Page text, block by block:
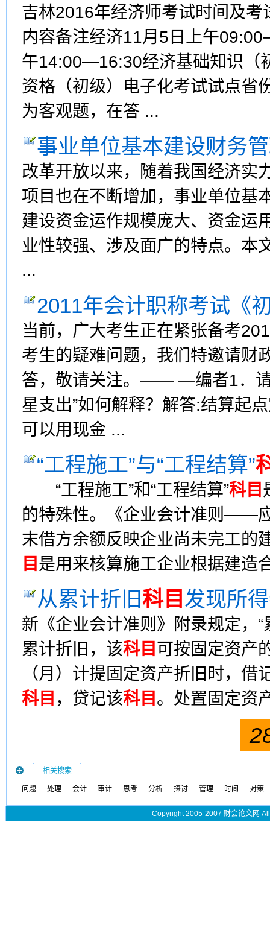
吉林2016年经济师考试时间及考
内容备注经济11月5日上午
午14:00—16:30经济基础知识（
资格（初级）电子化考试试点省
为客观题，在答 ...
事业单位基本建设财务
改革开放以来，随着我国经济实
项目也在不断增加，事业单位基
建设资金运作规模庞大、资金运
业性较强、涉及面广的特点。本
...
2011年会计职称考试《
当前，广大考生正在紧张备考
考生的疑难问题，我们特邀请财
答，敬请关注。—— —编者1．请
星支出”如何解释？解答:结算起
可以用现金 ...
“工程施工”与“工程结算”
“工程施工”和“工程结算”科目
的特殊性。《企业会计准则——
末借方余额反映企业尚未完工的
目 是用来核算施工企业根据建造
从累计折旧科目 发现所
新《企业会计准则》附录规定，“
累计折旧，该科目 可按固定资产
（月）计提固定资产折旧时，借
科目 ，贷记该科目 。处置固定资
相关搜索
问题 处理 会计 审计 思考 分析 探讨 管理 时间 对策
Copyright 2005-2007 财会论文网